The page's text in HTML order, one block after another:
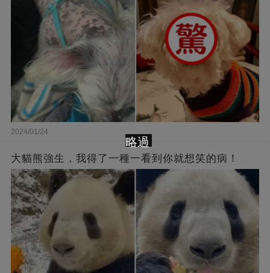
2024/01/24
大貓熊強生，我得了一種一看到你就想笑的病！
略過